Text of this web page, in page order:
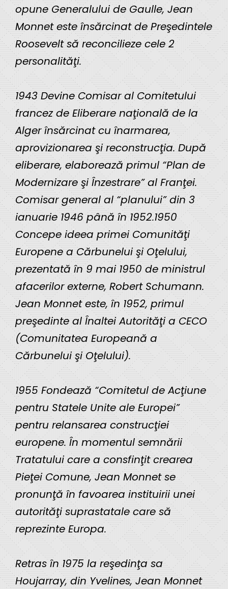
opune Generalului de Gaulle, Jean
Monnet este însărcinat de Preşedintele
Roosevelt să reconcilieze cele 2
personalităţi.
1943 Devine Comisar al Comitetului
francez de Eliberare naţională de la
Alger însărcinat cu înarmarea,
aprovizionarea şi reconstrucţia. După
eliberare, elaborează primul “Plan de
Modernizare şi Înzestrare” al Franţei.
Comisar general al “planului” din 3
ianuarie 1946 până în 1952.1950
Concepe ideea primei Comunităţi
Europene a Cărbunelui şi Oţelului,
prezentată în 9 mai 1950 de ministrul
afacerilor externe, Robert Schumann.
Jean Monnet este, în 1952, primul
preşedinte al Înaltei Autorităţi a CECO
(Comunitatea Europeană a
Cărbunelui şi Oţelului).
1955 Fondează “Comitetul de Acţiune
pentru Statele Unite ale Europei”
pentru relansarea construcţiei
europene. În momentul semnării
Tratatului care a consfinţit crearea
Pieţei Comune, Jean Monnet se
pronunţă în favoarea instituirii unei
autorităţi suprastatale care să
reprezinte Europa.
Retras în 1975 la reşedinţa sa
Houjarray, din Yvelines, Jean Monnet